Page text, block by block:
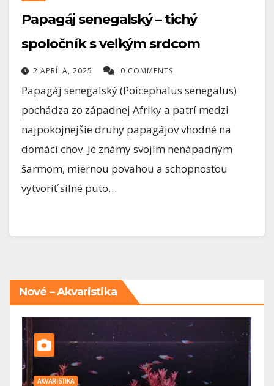
Papagáj senegalský – tichý
spoločník s veľkým srdcom
2 APRÍLA, 2025 0 COMMENTS
Papagáj senegalský (Poicephalus senegalus)
pochádza zo západnej Afriky a patrí medzi
najpokojnejšie druhy papagájov vhodné na
domáci chov. Je známy svojím nenápadným
šarmom, miernou povahou a schopnosťou
vytvoriť silné puto…
Nové – Akvaristika
AKVARISTIKA